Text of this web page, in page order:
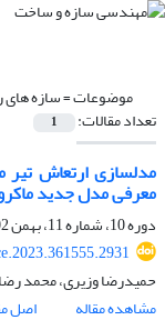
موضوعات =سازه های
تعداد مقالات: 1
مدلسازی ارتعاش
معرفی مدل جدید
دوره 10، شماره 11، بهمن 1402، صفحه
حمیدرضا وزیری، محمد
مشاهده مقاله
اصل